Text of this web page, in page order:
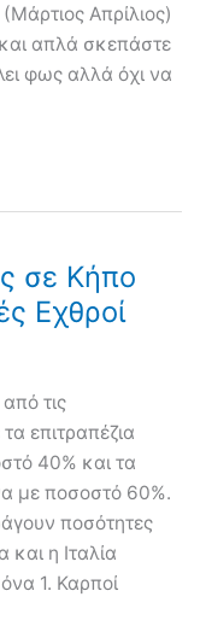
Απρίλιος)
απλά σκεπάστε
φως αλλά όχι να
σε Κήπο
Εχθροί
τις
επιτραπέζια
40% και τα
με ποσοστό 60%.
ποσότητες
και η Ιταλία
1. Καρποί